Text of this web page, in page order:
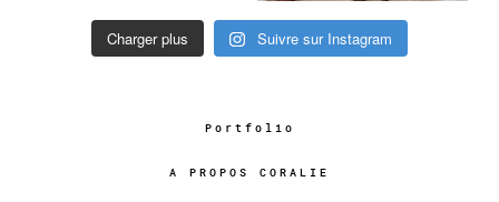
Charger plus Suivre sur Instagram
Portfolio
A PROPOS CORALIE